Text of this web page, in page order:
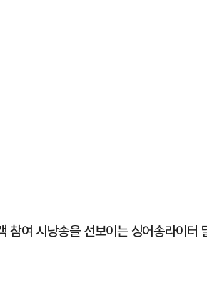
여 시낭송을 선보이는 싱어송라이터